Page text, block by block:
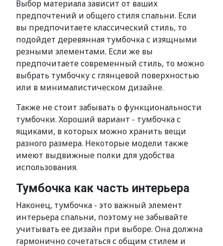
Выбор материала зависит от ваших
предпочтений и общего стиля спальни. Если
вы предпочитаете классический стиль, то
подойдет деревянная тумбочка с изящными
резными элементами. Если же вы
предпочитаете современный стиль, то можно
выбрать тумбочку с глянцевой поверхностью
или в минималистическом дизайне.
Также не стоит забывать о функциональности
тумбочки. Хороший вариант - тумбочка с
ящиками, в которых можно хранить вещи
разного размера. Некоторые модели также
имеют выдвижные полки для удобства
использования.
Тумбочка как часть интерьера
Наконец, тумбочка - это важный элемент
интерьера спальни, поэтому не забывайте
учитывать ее дизайн при выборе. Она должна
гармонично сочетаться с общим стилем и